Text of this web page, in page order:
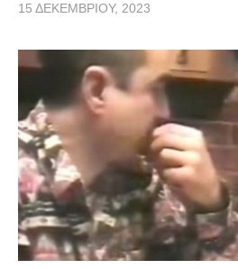
15 ΔΕΚΕΜΒΡΊΟΥ, 2023